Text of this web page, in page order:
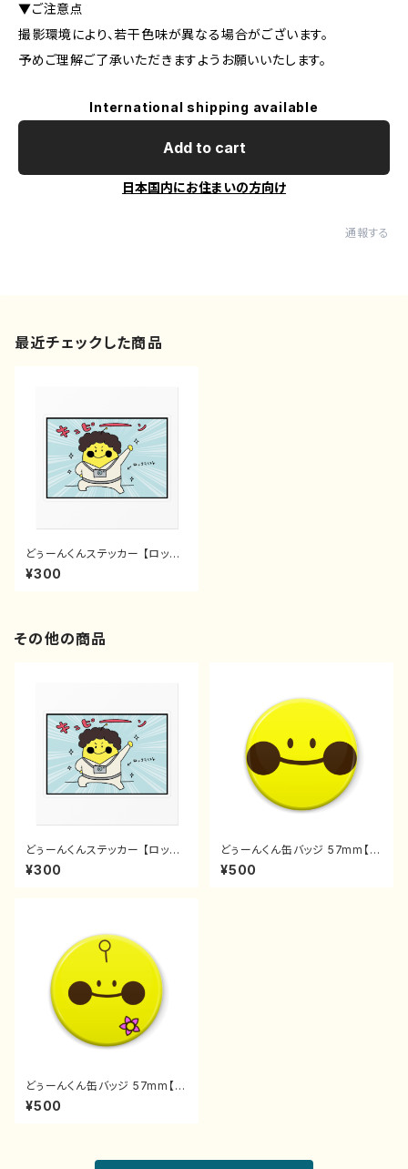
▼ご注意点
撮影環境により、若干色味が異なる場合がございます。
予めご理解ご了承いただきますようお願いいたします。
International shipping available
Add to cart
日本国内にお住まいの方向け
通報する
最近チェックした商品
どぅーんくんステッカー 【ロック
テイスト】 #0
¥300
その他の商品
どぅーんくんステッカー 【ロック
テイスト】 #0
¥300
どぅーんくん缶バッジ 57mm【ス
タンダード】#1
¥500
どぅーんくん缶バッジ 57mm【ス
タンダード】#2
¥500